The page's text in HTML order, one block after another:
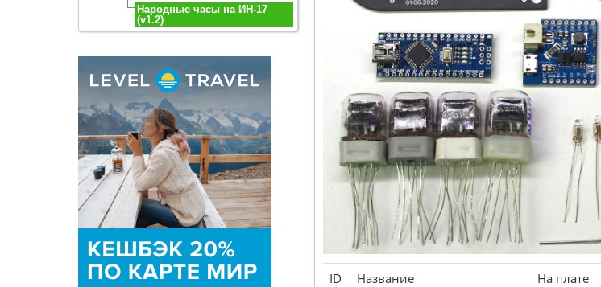
Народные часы на ИН-17
(v1.2)
ID Название На плате